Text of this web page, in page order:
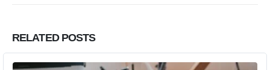
RELATED POSTS